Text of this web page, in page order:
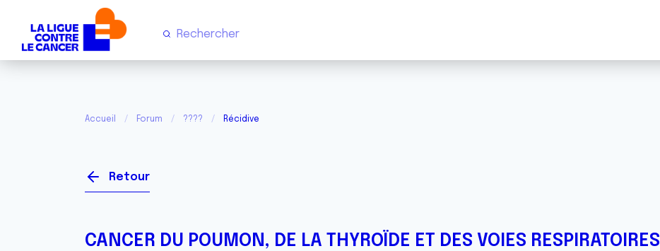
Accueil Forum ???? Récidive
Retour
CANCER DU POUMON, DE LA THYROÏDE ET DES VOIES RESPIRATOIRES